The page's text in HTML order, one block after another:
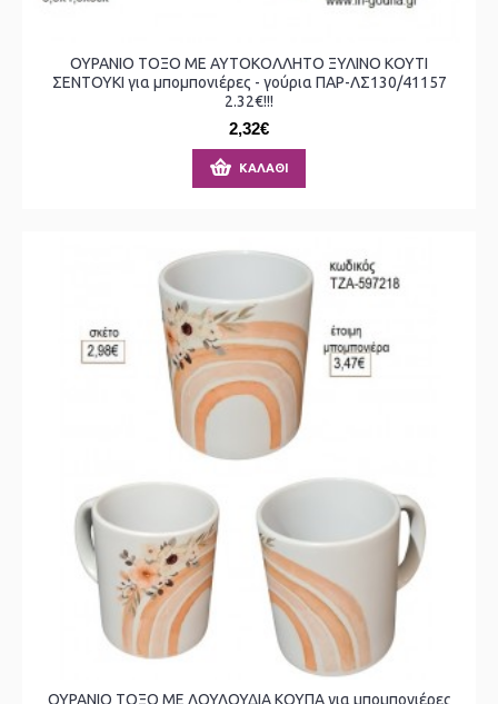
ΟΥΡΑΝΙΟ ΤΟΞΟ ΜΕ ΑΥΤΟΚΟΛΛΗΤΟ ΞΥΛΙΝΟ ΚΟΥΤΙ
ΣΕΝΤΟΥΚΙ για μπομπονιέρες - γούρια ΠΑΡ-ΛΣ130/41157
2.32€!!!
2,32€
ΚΑΛΆΘΙ
ΟΥΡΑΝΙΟ ΤΟΞΟ ΜΕ ΛΟΥΛΟΥΔΙΑ ΚΟΥΠΑ για μπομπονιέρες